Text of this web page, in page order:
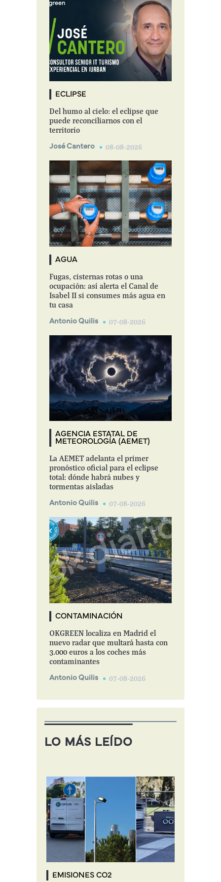
ECLIPSE
Del humo al cielo: el eclipse que
puede reconciliarnos con el
territorio
José Cantero 08-08-2026
AGUA
Fugas, cisternas rotas o una
ocupación: así alerta el Canal de
Isabel II si consumes más agua en
tu casa
Antonio Quilis 07-08-2026
AGENCIA ESTATAL DE
METEOROLOGÍA (AEMET)
La AEMET adelanta el primer
pronóstico oficial para el eclipse
total: dónde habrá nubes y
tormentas aisladas
Antonio Quilis 07-08-2026
CONTAMINACIÓN
OKGREEN localiza en Madrid el
nuevo radar que multará hasta con
3.000 euros a los coches más
contaminantes
Antonio Quilis 07-08-2026
LO MÁS LEÍDO
EMISIONES CO2